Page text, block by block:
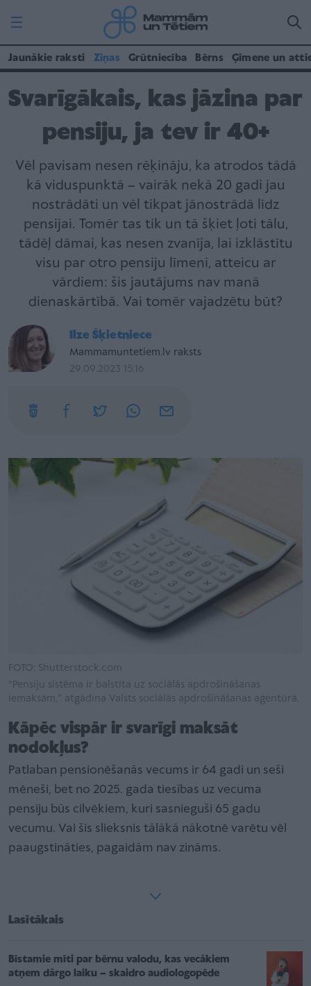
Jaunākie raksti Ziņas Grūtniecība Bērns Ģimene un
Svarīgākais, kas jāzina par
pensiju, ja tev ir 40+
Vēl pavisam nesen rēķināju, ka atrodos tādā
kā viduspunktā – vairāk nekā 20 gadi jau
nostrādāti un vēl tikpat jānostrādā līdz
pensijai. Tomēr tas tik un tā šķiet ļoti tālu,
tādēļ dāmai, kas nesen zvanīja, lai izklāstītu
visu par otro pensiju līmeni, atteicu ar
vārdiem: šis jautājums nav manā
dienaskārtībā. Vai tomēr vajadzētu būt?
Ilze Šķietniece
Mammamuntetiem.lv raksts
29.09.2023 15:16
FOTO: Shutterstock.com
“Pensiju sistēma ir balstīta uz sociālās apdrošināšanas
iemaksām,” atgādina Valsts sociālās apdrošināšanas aģentūrā.
Kāpēc vispār ir svarīgi maksāt
nodokļus?
Patlaban pensionēšanās vecums ir 64 gadi un seši
mēneši, bet no 2025. gada tiesības uz vecuma
pensiju būs cilvēkiem, kuri sasnieguši 65 gadu
vecumu. Vai šis slieksnis tālākā nākotnē varētu vēl
paaugstināties, pagaidām nav zināms.
Lasītākais
Bīstamie mīti par bērnu valodu, kas vecākiem
atņem dārgo laiku – skaidro audiologopēde